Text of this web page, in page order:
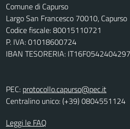
Comune di Capurso
Largo San Francesco 70010, Capurso
Codice fiscale: 80015110721
P. IVA: 01018600724
IBAN TESORERIA:
PEC: protocollo.capurso@pec.it
Centralino unico: (+39) 0804551124
Leggi le FAQ